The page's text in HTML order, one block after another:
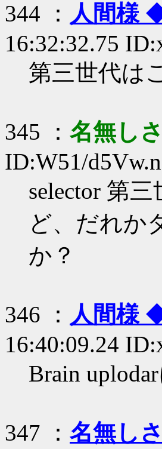
344 ： 人間様
16:32:32.75
第三世代は
345 ： 名無し
ID:W51/
selector 第
ど、だれか
か？
346 ： 人間様
16:40:09.24
Brain
347 ： 名無し